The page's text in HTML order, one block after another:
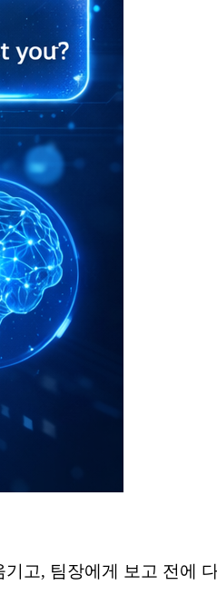
고, 팀장에게 보고 전에